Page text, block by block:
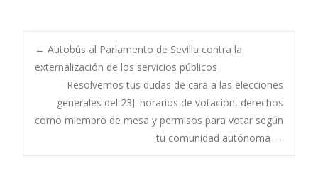
Navegación
de
entradas
← Autobús al Parlamento de Sevilla contra la
externalización de los servicios públicos
Resolvemos tus dudas de cara a las elecciones
generales del 23J: horarios de votación, derechos
como miembro de mesa y permisos para votar según
tu comunidad autónoma →